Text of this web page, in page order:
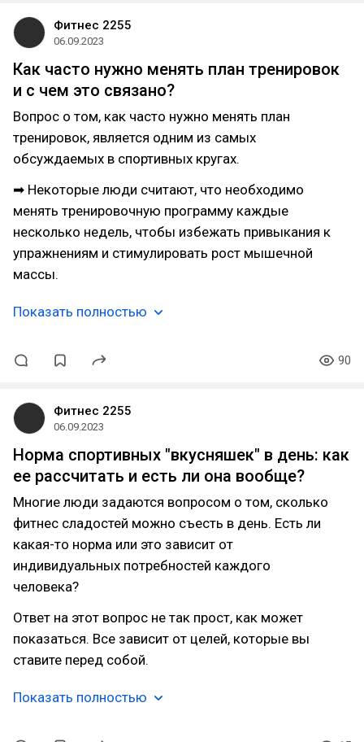
Фитнес 2255
06.09.2023
Как часто нужно менять план тренировок
и с чем это связано?
Вопрос о том, как часто нужно менять план
тренировок, является одним из самых
обсуждаемых в спортивных кругах.
➡ Некоторые люди считают, что необходимо
менять тренировочную программу каждые
несколько недель, чтобы избежать привыкания к
упражнениям и стимулировать рост мышечной
массы.
Показать полностью
90
Фитнес 2255
06.09.2023
Норма спортивных "вкусняшек" в день: как
ее рассчитать и есть ли она вообще?
Многие люди задаются вопросом о том, сколько
фитнес сладостей можно съесть в день. Есть ли
какая-то норма или это зависит от
индивидуальных потребностей каждого
человека?
Ответ на этот вопрос не так прост, как может
показаться. Все зависит от целей, которые вы
ставите перед собой.
Показать полностью